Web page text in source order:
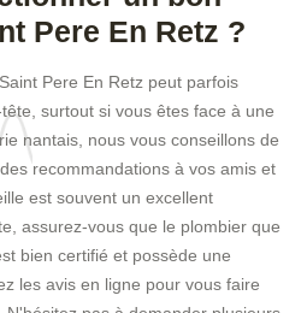
Pere En Retz ?
Pere En Retz peut parfois
surtout si vous êtes face à une
nantais, nous vous conseillons de
recommandations à vos amis et
est souvent un excellent
assurez-vous que le plombier que
bien certifié et possède une
les avis en ligne pour vous faire